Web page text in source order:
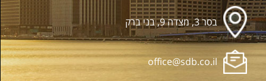
בסר 3, מצדה 9, בני ברק
office@sdb.co.il